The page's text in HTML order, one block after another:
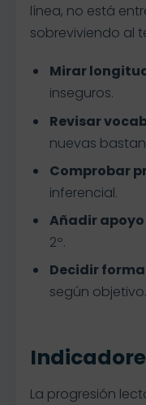
línea, no está
sobreviviendo al
Mirar
inseguros.
Revisar
nuevas
Comprobar
inferencial.
Añadir
2º.
Decidir
según objetivo.
La progresión